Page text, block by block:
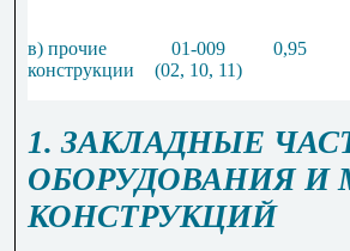
в) прочие
конструкции
01-009
(02, 10, 11)
0,95
1. ЗАКЛАДНЫЕ
ОБОРУДОВАНИЯ И
КОНСТРУКЦИЙ